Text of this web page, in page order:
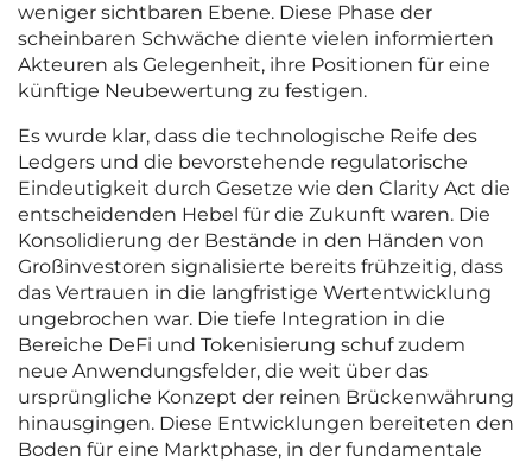
weniger sichtbaren Ebene. Diese Phase der
scheinbaren Schwäche diente vielen informierten
Akteuren als Gelegenheit, ihre Positionen für eine
künftige Neubewertung zu festigen.
Es wurde klar, dass die technologische Reife des
Ledgers und die bevorstehende regulatorische
Eindeutigkeit durch Gesetze wie den Clarity Act die
entscheidenden Hebel für die Zukunft waren. Die
Konsolidierung der Bestände in den Händen von
Großinvestoren signalisierte bereits frühzeitig, dass
das Vertrauen in die langfristige Wertentwicklung
ungebrochen war. Die tiefe Integration in die
Bereiche DeFi und Tokenisierung schuf zudem
neue Anwendungsfelder, die weit über das
ursprüngliche Konzept der reinen Brückenwährung
hinausgingen. Diese Entwicklungen bereiteten den
Boden für eine Marktphase, in der fundamentale